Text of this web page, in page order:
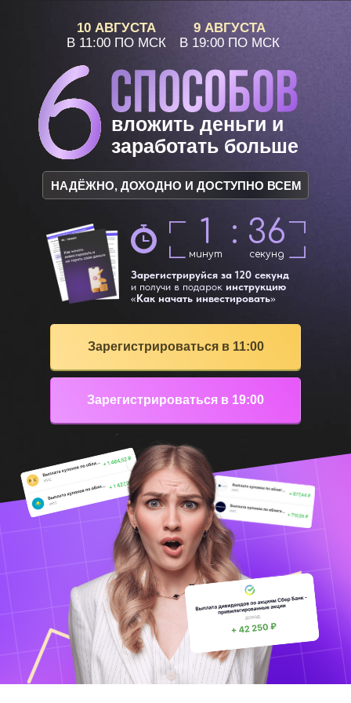
вложить деньги и
заработать больше
НАДЁЖНО, ДОХОДНО И ДОСТУПНО ВСЕМ
Зарегистрироваться в 11:00
10 АВГУСТА
В 11:00 ПО МСК
9 АВГУСТА
В 19:00 ПО МСК
Зарегистрироваться в 19:00
Зарегистрируйся за 120 секунд
и получи в подарок инструкцию
«Как начать инвестировать»
1
минут
: 36
секунд